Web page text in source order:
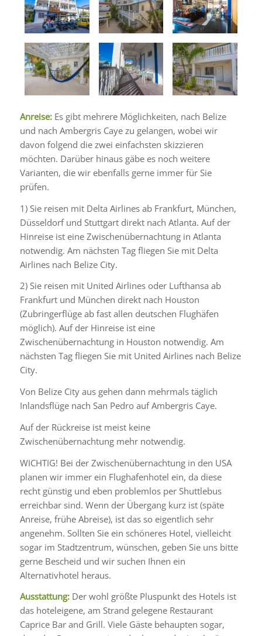
Anreise: Es gibt mehrere Möglichkeiten, nach Belize
und nach Ambergris Caye zu gelangen, wobei wir
davon folgend die zwei einfachsten skizzieren
möchten. Darüber hinaus gäbe es noch weitere
Varianten, die wir ebenfalls gerne immer für Sie
prüfen.
1) Sie reisen mit Delta Airlines ab Frankfurt, München,
Düsseldorf und Stuttgart direkt nach Atlanta. Auf der
Hinreise ist eine Zwischenübernachtung in Atlanta
notwendig. Am nächsten Tag fliegen Sie mit Delta
Airlines nach Belize City.
2) Sie reisen mit United Airlines oder Lufthansa ab
Frankfurt und München direkt nach Houston
(Zubringerflüge ab fast allen deutschen Flughäfen
möglich). Auf der Hinreise ist eine
Zwischenübernachtung in Houston notwendig. Am
nächsten Tag fliegen Sie mit United Airlines nach Belize
City.
Von Belize City aus gehen dann mehrmals täglich
Inlandsflüge nach San Pedro auf Ambergris Caye.
Auf der Rückreise ist meist keine
Zwischenübernachtung mehr notwendig.
WICHTIG! Bei der Zwischenübernachtung in den USA
planen wir immer ein Flughafenhotel ein, da diese
recht günstig und eben problemlos per Shuttlebus
erreichbar sind. Wenn der Übergang kurz ist (späte
Anreise, frühe Abreise), ist das so eigentlich sehr
angenehm. Sollten Sie ein schöneres Hotel, vielleicht
sogar im Stadtzentrum, wünschen, geben Sie uns bitte
gerne Bescheid und wir suchen Ihnen ein
Alternativhotel heraus.
Ausstattung: Der wohl größte Pluspunkt des Hotels ist
das hoteleigene, am Strand gelegene Restaurant
Caprice Bar and Grill. Viele Gäste behaupten sogar,